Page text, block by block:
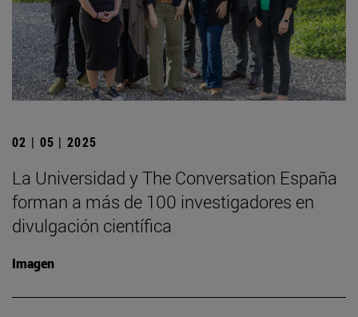
02 | 05 | 2025
La Universidad y The Conversation España
forman a más de 100 investigadores en
divulgación científica
Imagen